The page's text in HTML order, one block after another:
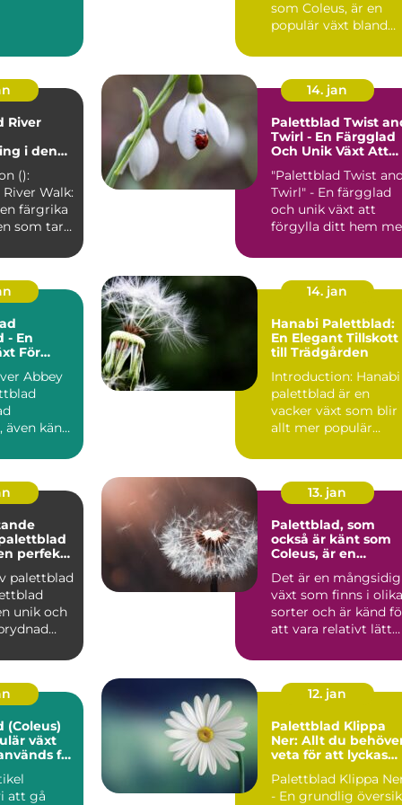
som Coleus, är en
populär växt bland
och in...
River
i den
():
Walk:
färgrika
som tar
14. jan
Palettblad Twist
Twirl - En Färgglad
Och Unik Växt Att
Med
"Palettblad Twist
Twirl" - En färgglad
och unik växt att
förgylla ditt hem
- En
För
Abbey
även känt
är en...
14. jan
Hanabi Palettblad:
En Elegant Tillskott
till Trädgården
Introduction: Hanabi
palettblad är en
vacker växt som blir
allt mer populär
trädgårdsentusiast...
perfekta
för ditt
palettblad
unik och
13. jan
Palettblad, som
också är känt som
Coleus, är en
kännetecknas av
sina färgglada och
mönstrade blad
Det är en mångsidig
växt som finns i olika
sorter och är känd
att vara relativt lätt
(Coleus)
växt
för
inte lika
sorter
att gå
12. jan
Palettblad Klippa
Ner: Allt du
veta för att lyckas
Palettblad Klippa
- En grundlig